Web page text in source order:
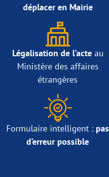
déplacer en Mairie
Légalisation de l’acteau
Ministère des affaires
étrangères
Formulaire intelligent : pas
d’erreur possible